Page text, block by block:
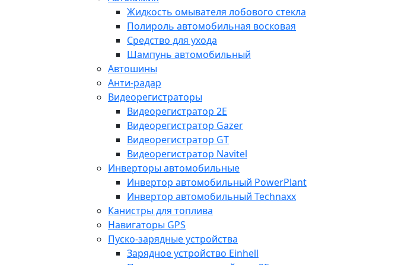
Жидкость омывателя лобового стекла
Полироль автомобильная восковая
Средство для ухода
Шампунь автомобильный
Автошины
Анти-радар
Видеорегистраторы
Видеорегистратор 2E
Видеорегистратор Gazer
Видеорегистратор GT
Видеорегистратор Navitel
Инверторы автомобильные
Инвертор автомобильный PowerPlant
Инвертор автомобильный Technaxx
Канистры для топлива
Навигаторы GPS
Пуско-зарядные устройства
Зарядное устройство Einhell